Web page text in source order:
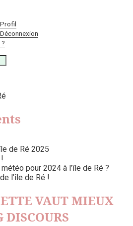
Profil
Déconnexion
de Ré 2025
pour 2024 à l’île de Ré ?
l’île de Ré !
VAUT MIEUX
DISCOURS